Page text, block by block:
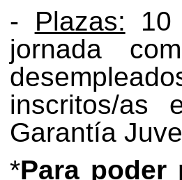
- Plazas: 10
jornada
inscritos/as
Garantía
*Para poder